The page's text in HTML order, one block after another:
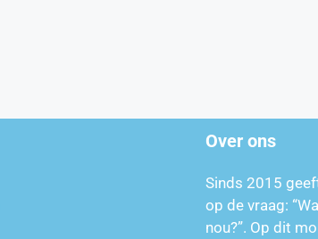
Over ons
Sinds 2015
op de vraag:
nou?”. Op dit